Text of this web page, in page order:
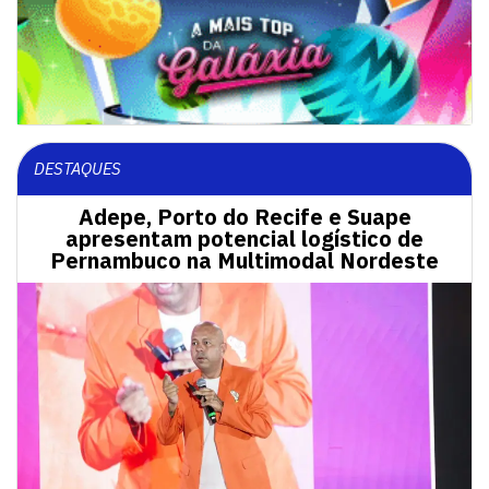
DESTAQUES
Adepe, Porto do Recife e Suape
apresentam potencial logístico de
Pernambuco na Multimodal Nordeste